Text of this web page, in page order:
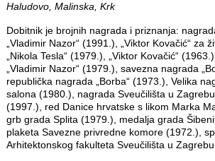
Haludovo, Malinska, Krk
Dobitnik je brojnih nagrada i priznanja:
„Vladimir Nazor“ (1991.), „Viktor Kovačić“ za
„Nikola Tesla“ (1979.), „Viktor Kovačić“
„Vladimir Nazor“ (1979.), savezna nagrada
republička nagrada „Borba“ (1973.), Velika
salona (1980.), nagrada Sveučilišta u
(1997.), red Danice hrvatske s likom Marka
grb grada Splita (1979.), medalja grada
plaketa Savezne privredne komore (1972.),
Arhitektonskog fakulteta Sveučilišta u